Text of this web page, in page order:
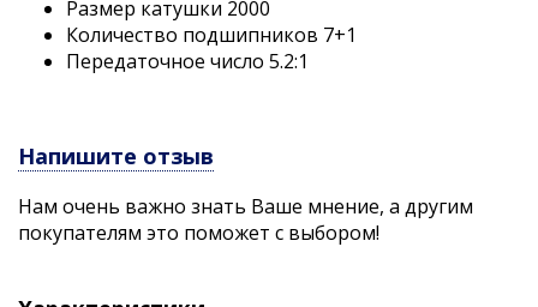
Размер катушки 2000
Количество подшипников 7+1
Передаточное число 5.2:1
Напишите отзыв
Нам очень важно знать Ваше мнение, а другим
покупателям это поможет с выбором!